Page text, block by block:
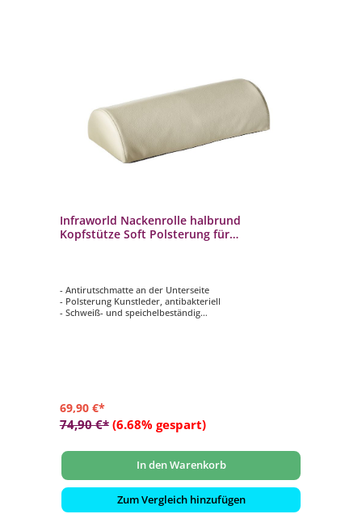
Infraworld Nackenrolle halbrund
Kopfstütze Soft Polsterung für
- Antirutschmatte an der Unterseite
- Polsterung Kunstleder, antibakteriell
- Schweiß- und speichelbeständig
69,90 €*
74,90 €* (6.68% gespart)
In den Warenkorb
Zum Vergleich hinzufügen